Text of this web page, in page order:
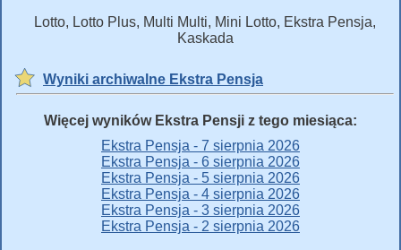
Lotto, Lotto Plus, Multi Multi, Mini Lotto, Ekstra Pensja,
Kaskada
Wyniki archiwalne Ekstra Pensja
Więcej wyników Ekstra Pensji z tego miesiąca:
Ekstra Pensja - 7 sierpnia 2026
Ekstra Pensja - 6 sierpnia 2026
Ekstra Pensja - 5 sierpnia 2026
Ekstra Pensja - 4 sierpnia 2026
Ekstra Pensja - 3 sierpnia 2026
Ekstra Pensja - 2 sierpnia 2026